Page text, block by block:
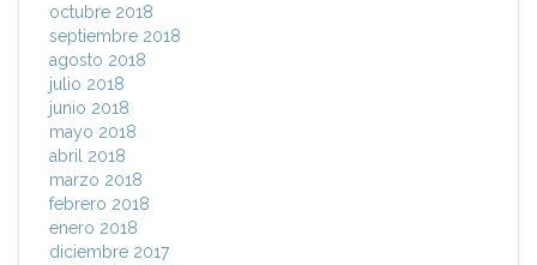
octubre 2018
septiembre 2018
agosto 2018
julio 2018
junio 2018
mayo 2018
abril 2018
marzo 2018
febrero 2018
enero 2018
diciembre 2017